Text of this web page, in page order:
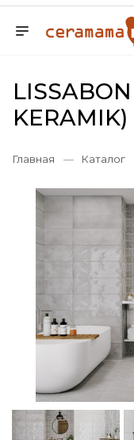
KERAMIK)
Главная — Каталог